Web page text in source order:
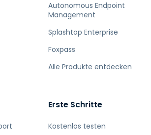
Autonomous Endpoint
Management
Splashtop Enterprise
Foxpass
Alle Produkte entdecken
Erste Schritte
Kostenlos testen